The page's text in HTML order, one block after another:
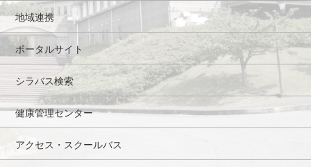
地域連携
ポータルサイト
シラバス検索
健康管理センター
アクセス・スクールバス